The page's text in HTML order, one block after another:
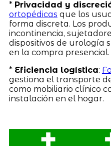
* Privacidad y
ortopédicas que los
forma discreta. Los
incontinencia,
dispositivos de urología
en la compra presencial.
* Eficiencia logística:
gestiona el transporte
como mobiliario clínico
instalación en el hogar.